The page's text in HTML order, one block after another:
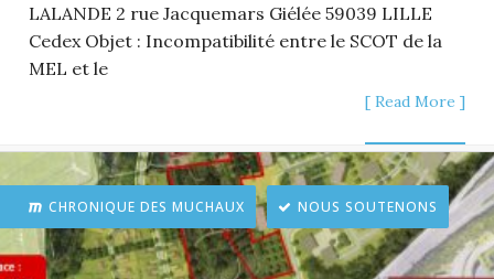
LALANDE 2 rue Jacquemars Giélée 59039 LILLE
Cedex Objet : Incompatibilité entre le SCOT de la
MEL et le
[ Read More ]
CHRONIQUE DES MUCHAUX NOUS SOUTENONS